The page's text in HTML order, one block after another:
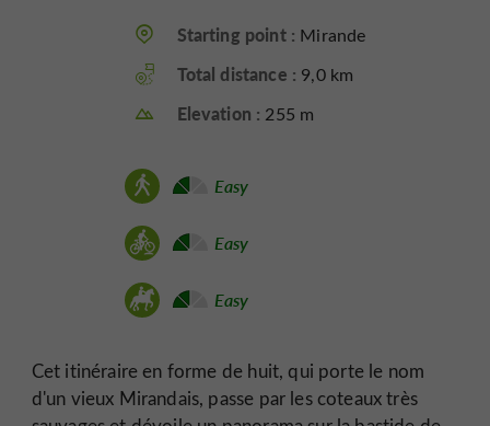
Starting point : Mirande
Total distance : 9,0 km
Elevation : 255 m
Easy
Easy
Easy
Cet itinéraire en forme de huit, qui porte le nom
d'un vieux Mirandais, passe par les coteaux très